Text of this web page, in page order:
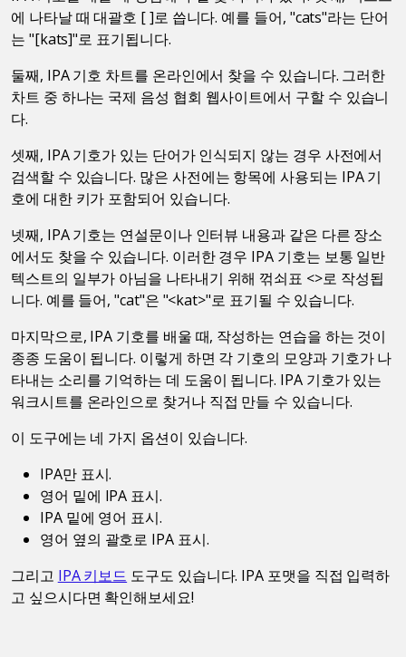
에 나타날 때 대괄호 [ ]로 씁니다. 예를 들어, "cats"라는 단어
는 "[kats]"로 표기됩니다.
둘째, IPA 기호 차트를 온라인에서 찾을 수 있습니다. 그러한
차트 중 하나는 국제 음성 협회 웹사이트에서 구할 수 있습니
다.
셋째, IPA 기호가 있는 단어가 인식되지 않는 경우 사전에서
검색할 수 있습니다. 많은 사전에는 항목에 사용되는 IPA 기
호에 대한 키가 포함되어 있습니다.
넷째, IPA 기호는 연설문이나 인터뷰 내용과 같은 다른 장소
에서도 찾을 수 있습니다. 이러한 경우 IPA 기호는 보통 일반
텍스트의 일부가 아님을 나타내기 위해 꺾쇠표 <>로 작성됩
니다. 예를 들어, "cat"은 "<kat>"로 표기될 수 있습니다.
마지막으로, IPA 기호를 배울 때, 작성하는 연습을 하는 것이
종종 도움이 됩니다. 이렇게 하면 각 기호의 모양과 기호가 나
타내는 소리를 기억하는 데 도움이 됩니다. IPA 기호가 있는
워크시트를 온라인으로 찾거나 직접 만들 수 있습니다.
이 도구에는 네 가지 옵션이 있습니다.
IPA만 표시.
영어 밑에 IPA 표시.
IPA 밑에 영어 표시.
영어 옆의 괄호로 IPA 표시.
그리고 IPA 키보드 도구도 있습니다. IPA 포맷을 직접 입력하
고 싶으시다면 확인해보세요!